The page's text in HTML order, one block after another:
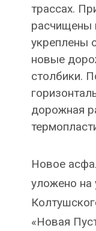
трассах.
расчищены
укреплены
новые
столбики.
дорожная
Новое
уложено на
«Новая